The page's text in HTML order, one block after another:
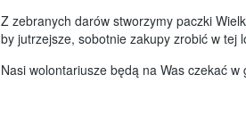
Z zebranych darów stworzymy paczki
by jutrzejsze, sobotnie zakupy zrobić w tej
Nasi wolontariusze będą na Was czekać